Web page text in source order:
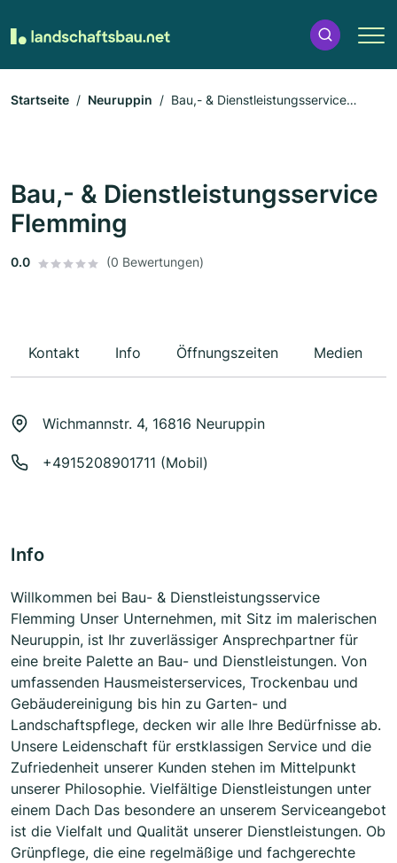
Startseite Neuruppin
Bau,- & Dienstleistungsservice
Bau,- & Dienstleistungsservice
Flemming
0.0 (0 Bewertungen)
Kontakt Info Öffnungszeiten Medien
Wichmannstr. 4, 16816 Neuruppin
+4915208901711 (Mobil)
Info
Willkommen bei Bau- & Dienstleistungsservice
Flemming Unser Unternehmen, mit Sitz im malerischen
Neuruppin, ist Ihr zuverlässiger Ansprechpartner für
eine breite Palette an Bau- und Dienstleistungen. Von
umfassenden Hausmeisterservices, Trockenbau und
Gebäudereinigung bis hin zu Garten- und
Landschaftspflege, decken wir alle Ihre Bedürfnisse ab.
Unsere Leidenschaft für erstklassigen Service und die
Zufriedenheit unserer Kunden stehen im Mittelpunkt
unserer Philosophie. Vielfältige Dienstleistungen unter
einem Dach Das besondere an unserem Serviceangebot
ist die Vielfalt und Qualität unserer Dienstleistungen. Ob
Grünpflege, die eine regelmäßige und fachgerechte